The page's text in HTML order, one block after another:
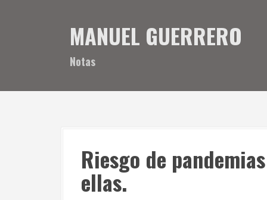
l
MANUEL GUERRERO
Notas
Riesgo de
ellas.